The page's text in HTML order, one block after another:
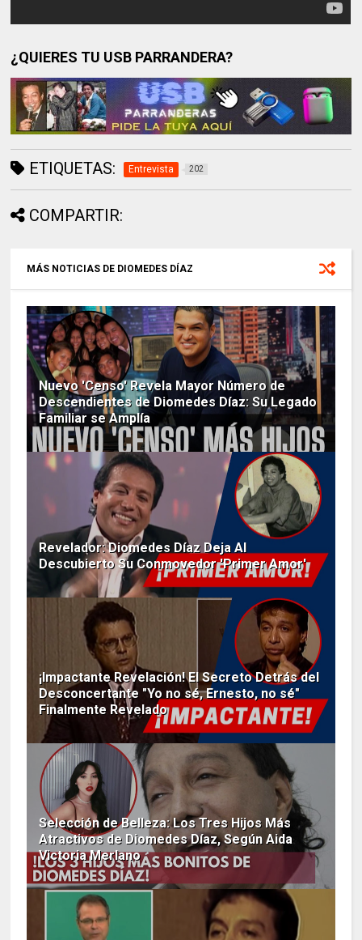
¿QUIERES TU USB PARRANDERA?
ETIQUETAS: Entrevista 202
COMPARTIR:
MÁS NOTICIAS DE DIOMEDES DÍAZ
Nuevo 'Censo' Revela Mayor Número de
Descendientes de Diomedes Díaz: Su Legado
Familiar se Amplía
Revelador: Diomedes Díaz Deja Al
Descubierto Su Conmovedor 'Primer Amor'
¡Impactante Revelación! El Secreto Detrás del
Desconcertante "Yo no sé, Ernesto, no sé"
Finalmente Revelado
Selección de Belleza: Los Tres Hijos Más
Atractivos de Diomedes Díaz, Según Aida
Victoria Merlano